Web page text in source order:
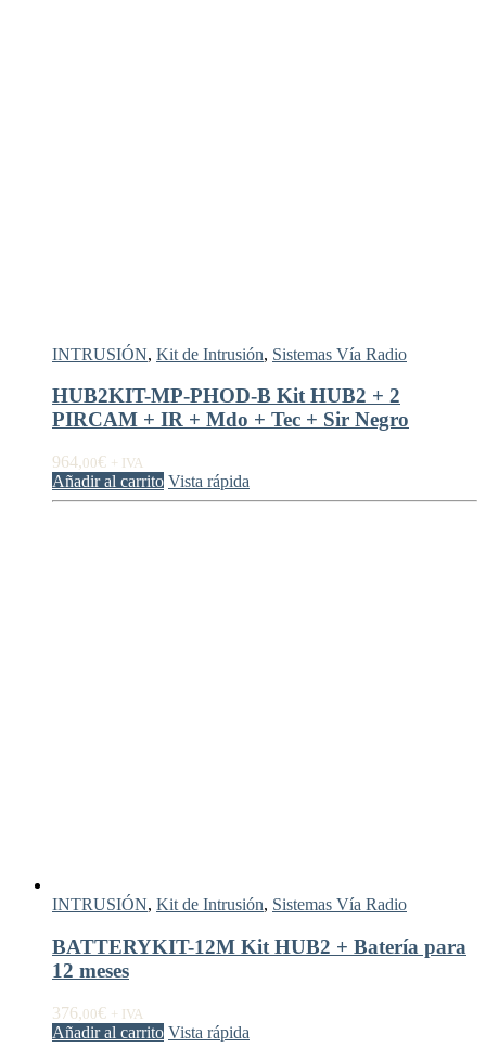
INTRUSIÓN, Kit de Intrusión, Sistemas Vía Radio
HUB2KIT-MP-PHOD-B Kit HUB2 + 2
PIRCAM + IR + Mdo + Tec + Sir Negro
964,00€ + IVA
Añadir al carrito Vista rápida
INTRUSIÓN, Kit de Intrusión, Sistemas Vía Radio
BATTERYKIT-12M Kit HUB2 + Batería para
12 meses
376,00€ + IVA
Añadir al carrito Vista rápida